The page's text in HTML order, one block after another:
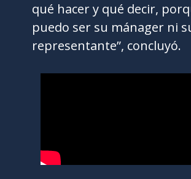
qué hacer y qué decir,
puedo ser su mánager ni
representante”, concluyó.